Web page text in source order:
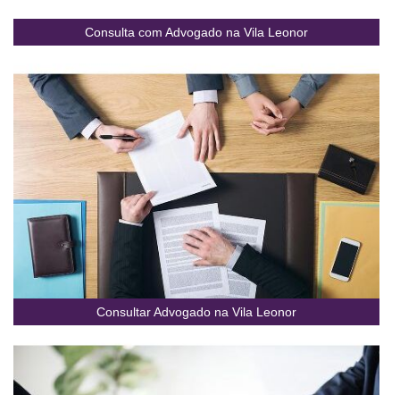
Consulta com Advogado na Vila Leonor
Consultar Advogado na Vila Leonor